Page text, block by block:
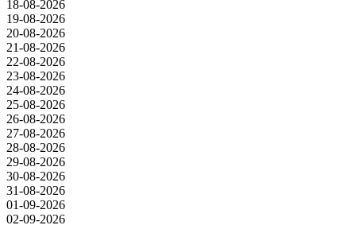
18-08-2026
19-08-2026
20-08-2026
21-08-2026
22-08-2026
23-08-2026
24-08-2026
25-08-2026
26-08-2026
27-08-2026
28-08-2026
29-08-2026
30-08-2026
31-08-2026
01-09-2026
02-09-2026